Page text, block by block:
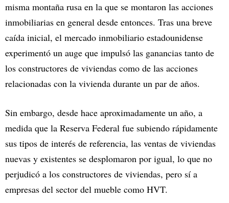
misma montaña rusa en la que se montaron las acciones
inmobiliarias en general desde entonces. Tras una breve
caída inicial, el mercado inmobiliario estadounidense
experimentó un auge que impulsó las ganancias tanto de
los constructores de viviendas como de las acciones
relacionadas con la vivienda durante un par de años.
Sin embargo, desde hace aproximadamente un año, a
medida que la Reserva Federal fue subiendo rápidamente
sus tipos de interés de referencia, las ventas de viviendas
nuevas y existentes se desplomaron por igual, lo que no
perjudicó a los constructores de viviendas, pero sí a
empresas del sector del mueble como HVT.